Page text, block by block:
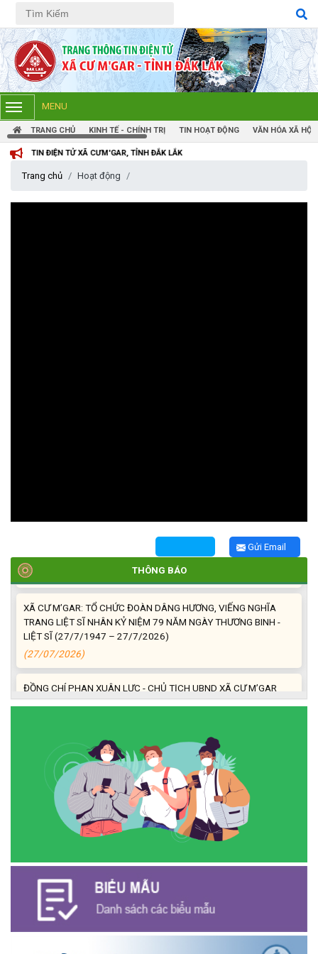
Tiếng Việt Tiếng Anh
MENU
TRANG CHỦ KINH TẾ - CHÍNH TRỊ TIN HOẠT ĐỘNG VĂN HÓA XÃ HỘI
TỬ XÃ CƯM'GAR, TỈNH ĐẮK LẮK
Trang chủ Hoạt động
Gửi Email
THÔNG BÁO
HỘI NGƯỜI CAO TUỔI XÃ CƯ M’GAR: SƠ KẾT CÔNG TÁC HỘI 6
THÁNG ĐẦU NĂM VÀ KIỆN TOÀN TỔ CHỨC CHI HỘI SAU SÁP
(27/07/2026)
XÃ CƯ M’GAR: TỔ CHỨC ĐOÀN DÂNG HƯƠNG, VIẾNG NGHĨA
TRANG LIỆT SĨ NHÂN KỶ NIỆM 79 NĂM NGÀY THƯƠNG BINH -
LIỆT SĨ (27/7/1947 – 27/7/2026)
ĐỒNG CHÍ PHAN XUÂN LỰC - CHỦ TỊCH UBND XÃ CƯ M’GAR
THĂM, TẶNG QUÀ GIA ĐÌNH CHÍNH SÁCH NHÂN KỶ NIỆM 79
NĂM NGÀY THƯƠNG BINH - LIỆT SĨ
Phát biểu bế mạc Hội nghị Trung ương 3, khóa XIV của Tổng Bí
thư, Chủ tịch nước Tô Lâm
(26/07/2026)
NGÂN HÀNG CHÍNH SÁCH XÃ HỘI CƯ M’GAR: TỔ CHỨC CHO
VAY KÝ QUỸ ĐỐI VỚI NGƯỜI LAO ĐỘNG ĐI LÀM VIỆC TẠI HÀN
HỘI NÔNG DÂN XÃ CƯ M’GAR ĐẠI DIỆN TỈNH ĐẮK LẮK QUẢNG
BÁ SẢN PHẨM OCOP TẠI TUẦN LỄ NÔNG SẢN VÀ SẢN PHẨM
OCOP TỈNH KHÁNH HÒA NĂM 2026